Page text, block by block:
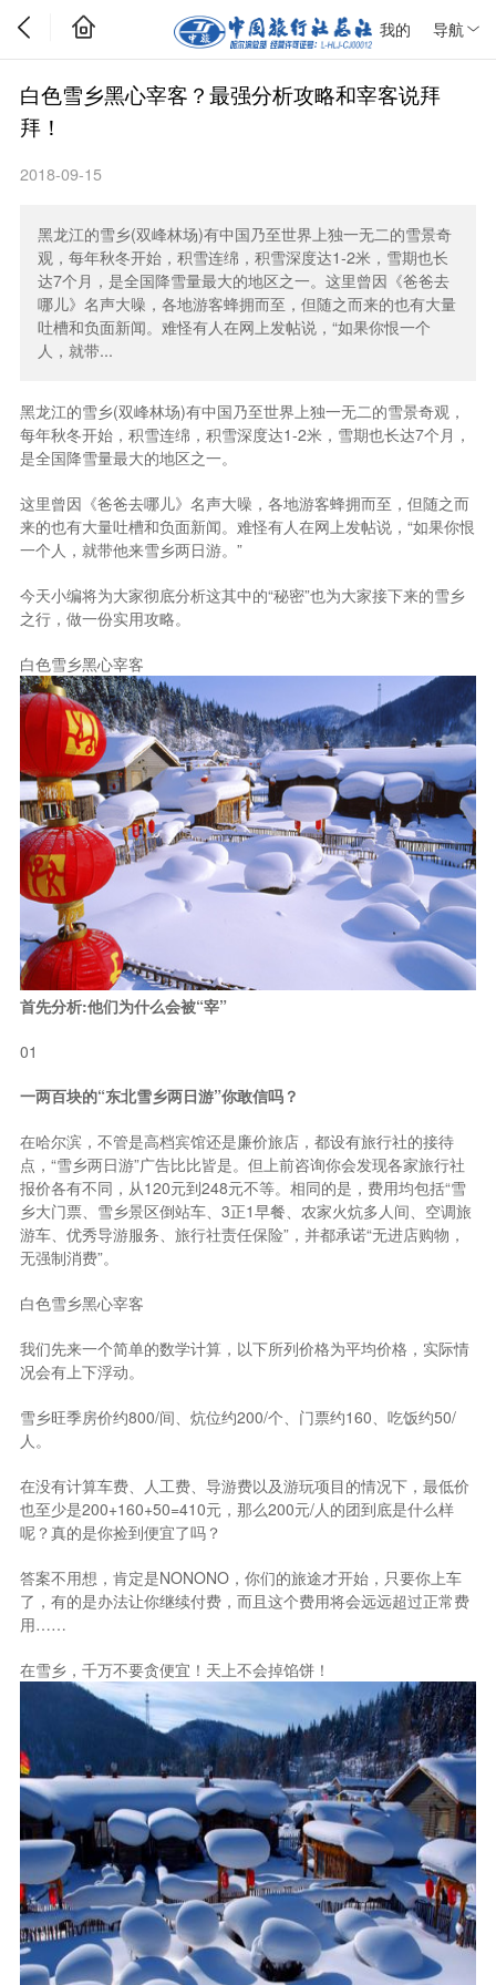
我的 导航
白色雪乡黑心宰客？最强分析攻略和宰客说拜
拜！
2018-09-15
黑龙江的雪乡(双峰林场)有中国乃至世界上独一无二的雪景奇
观，每年秋冬开始，积雪连绵，积雪深度达1-2米，雪期也长
达7个月，是全国降雪量最大的地区之一。这里曾因《爸爸去
哪儿》名声大噪，各地游客蜂拥而至，但随之而来的也有大量
吐槽和负面新闻。难怪有人在网上发帖说，“如果你恨一个
人，就带...
黑龙江的雪乡(双峰林场)有中国乃至世界上独一无二的雪景奇观，
每年秋冬开始，积雪连绵，积雪深度达1-2米，雪期也长达7个月，
是全国降雪量最大的地区之一。
这里曾因《爸爸去哪儿》名声大噪，各地游客蜂拥而至，但随之而
来的也有大量吐槽和负面新闻。难怪有人在网上发帖说，“如果你恨
一个人，就带他来雪乡两日游。”
今天小编将为大家彻底分析这其中的“秘密”也为大家接下来的雪乡
之行，做一份实用攻略。
白色雪乡黑心宰客
首先分析:他们为什么会被“宰”
01
一两百块的“东北雪乡两日游”你敢信吗？
在哈尔滨，不管是高档宾馆还是廉价旅店，都设有旅行社的接待
点，“雪乡两日游”广告比比皆是。但上前咨询你会发现各家旅行社
报价各有不同，从120元到248元不等。相同的是，费用均包括“雪
乡大门票、雪乡景区倒站车、3正1早餐、农家火炕多人间、空调旅
游车、优秀导游服务、旅行社责任保险”，并都承诺“无进店购物，
无强制消费”。
白色雪乡黑心宰客
我们先来一个简单的数学计算，以下所列价格为平均价格，实际情
况会有上下浮动。
雪乡旺季房价约800/间、炕位约200/个、门票约160、吃饭约50/
人。
在没有计算车费、人工费、导游费以及游玩项目的情况下，最低价
也至少是200+160+50=410元，那么200元/人的团到底是什么样
呢？真的是你捡到便宜了吗？
答案不用想，肯定是NONONO，你们的旅途才开始，只要你上车
了，有的是办法让你继续付费，而且这个费用将会远远超过正常费
用……
在雪乡，千万不要贪便宜！天上不会掉馅饼！